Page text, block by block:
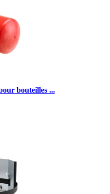
bouteilles ...